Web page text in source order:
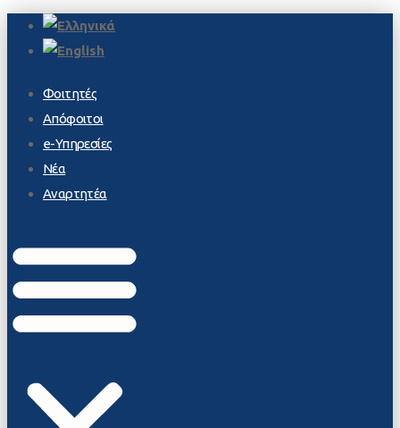
Φοιτητές
Απόφοιτοι
e-Υπηρεσίες
Νέα
Αναρτητέα